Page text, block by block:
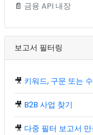
📄 금융 API 내장
보고서 필터링
🎥 키워드, 구문 또는
🎥 B2B 사업 찾기
🎥 다중 필터 보고서